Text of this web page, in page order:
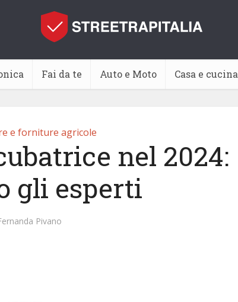
Fai da te Auto e Moto Casa e cucina
e forniture agricole
nel 2024:
gli esperti
Pivano